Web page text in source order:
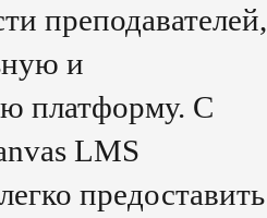
преподавателей,
и
платформу. С
LMS
предоставить